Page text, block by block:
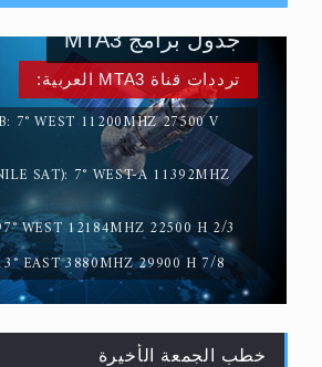
حقيقة المسيح الدجال
ترددات قناة MTA3 العربية:
7° WEST 11200MHZ 27500 V
SAT): 7° WEST-A 11392MHZ
WEST 12184MHZ 22500 H 2/3
EAST 3880MHZ 29900 H 7/8
جدول برامج MTA3
خطب الجمعة الأخيرة